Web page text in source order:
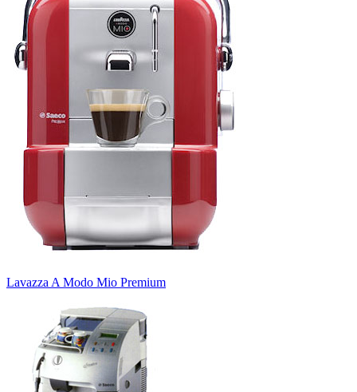
Lavazza A Modo Mio Premium